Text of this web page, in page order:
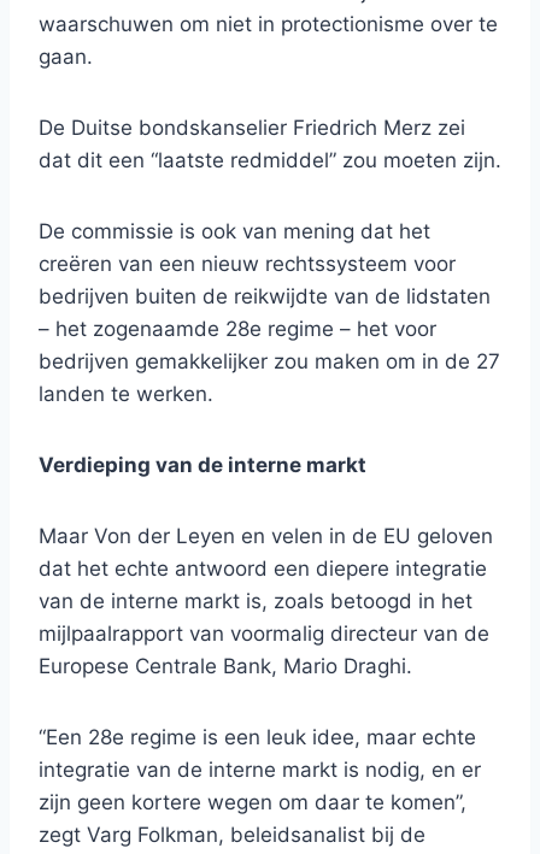
waarschuwen om niet in protectionisme over te
gaan.
De Duitse bondskanselier Friedrich Merz zei
dat dit een “laatste redmiddel” zou moeten zijn.
De commissie is ook van mening dat het
creëren van een nieuw rechtssysteem voor
bedrijven buiten de reikwijdte van de lidstaten
– het zogenaamde 28e regime – het voor
bedrijven gemakkelijker zou maken om in de 27
landen te werken.
Verdieping van de interne markt
Maar Von der Leyen en velen in de EU geloven
dat het echte antwoord een diepere integratie
van de interne markt is, zoals betoogd in het
mijlpaalrapport van voormalig directeur van de
Europese Centrale Bank, Mario Draghi.
“Een 28e regime is een leuk idee, maar echte
integratie van de interne markt is nodig, en er
zijn geen kortere wegen om daar te komen”,
zegt Varg Folkman, beleidsanalist bij de